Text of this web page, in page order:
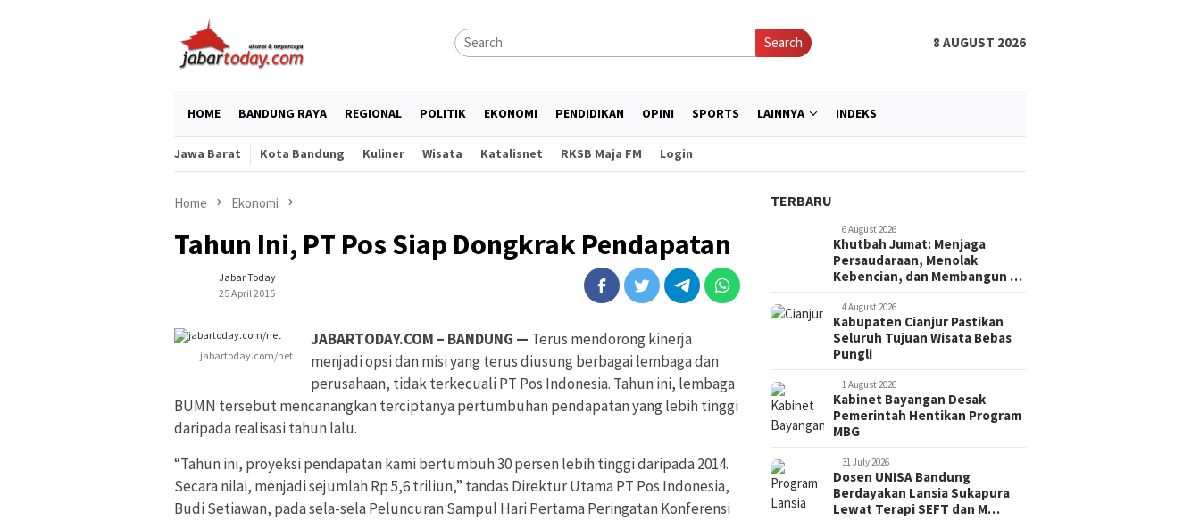
Search 8 AUGUST 2026
HOME BANDUNG RAYA REGIONAL POLITIK EKONOMI PENDIDIKAN OPINI SPORTS LAINNYA INDEKS
Jawa Barat Kota Bandung Kuliner Wisata Katalisnet RKSB Maja FM Login
Home Ekonomi
Tahun Ini, PT Pos Siap Dongkrak Pendapatan
Jabar Today
25 April 2015
jabartoday.com/net
JABARTODAY.COM – BANDUNG — Terus mendorong kinerja
menjadi opsi dan misi yang terus diusung berbagai lembaga dan
perusahaan, tidak terkecuali PT Pos Indonesia. Tahun ini, lembaga
BUMN tersebut mencanangkan terciptanya pertumbuhan pendapatan yang lebih tinggi
daripada realisasi tahun lalu.
“Tahun ini, proyeksi pendapatan kami bertumbuh 30 persen lebih tinggi daripada 2014.
Secara nilai, menjadi sejumlah Rp 5,6 triliun,” tandas Direktur Utama PT Pos Indonesia,
Budi Setiawan, pada sela-sela Peluncuran Sampul Hari Pertama Peringatan Konferensi
TERBARU
6 August 2026
Khutbah Jumat: Menjaga
Persaudaraan, Menolak
Kebencian, dan Membangun …
4 August 2026
Kabupaten Cianjur Pastikan
Seluruh Tujuan Wisata Bebas
Pungli
1 August 2026
Kabinet Bayangan Desak
Pemerintah Hentikan Program
MBG
31 July 2026
Dosen UNISA Bandung
Berdayakan Lansia Sukapura
Lewat Terapi SEFT dan M…